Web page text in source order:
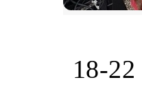
18-22